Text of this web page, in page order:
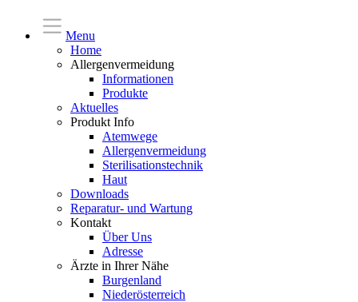
Menu
Home
Allergenvermeidung
Informationen
Produkte
Aktuelles
Produkt Info
Atemwege
Allergenvermeidung
Sterilisationstechnik
Haut
Downloads
Reparatur- und Wartung
Kontakt
Über Uns
Adresse
Ärzte in Ihrer Nähe
Burgenland
Niederösterreich